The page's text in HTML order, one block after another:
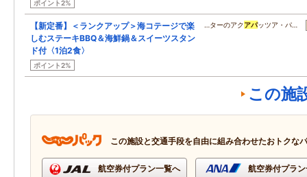
ポイント2%
【新定番】＜ランクアップ＞海コテージで楽
しむステーキBBQ＆海鮮鍋＆スイーツスタン
ド付〈1泊2食〉
ポイント2%
…ターのアクアパッツア・パ…
この施
この施設と交通手段を自由に組み合わせたおトクな
航空券付プラン一覧へ 航空券付プラ